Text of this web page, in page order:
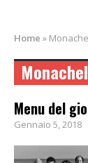
Home »
Menu del
Gennaio 5, 2018